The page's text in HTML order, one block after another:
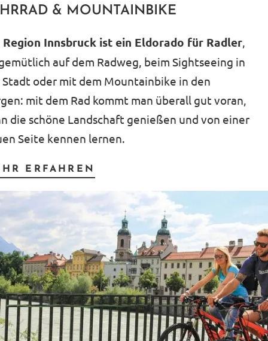
& MOUNTAINBIKE
Region Innsbruck ist ein Eldorado für Radler
auf dem Radweg, beim Sightseeing in
Stadt oder mit dem Mountainbike in den
mit dem Rad kommt man überall gut voran,
die schöne Landschaft genießen und von einer
Seite kennen lernen.
ERFAHREN